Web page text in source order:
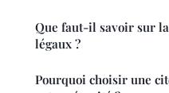
Que faut-il savoir sur
légaux ?
Pourquoi choisir une